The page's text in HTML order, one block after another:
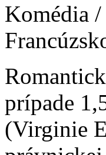
Komédia
prípade
(Virginie